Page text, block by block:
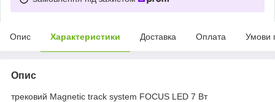
Опис Характеристики Доставка Оплата Умови
Опис
трековий Magnetic track system FOCUS LED 7 Вт